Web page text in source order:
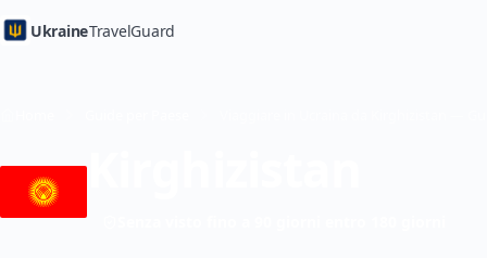
UkraineTravelGuard